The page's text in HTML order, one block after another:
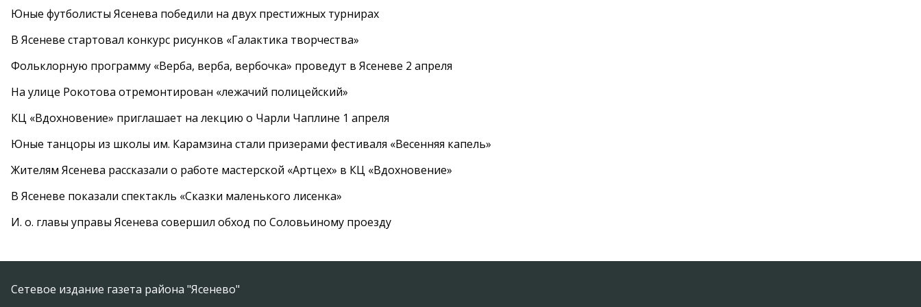
Юные футболисты Ясенева победили на двух престижных турнирах
В Ясеневе стартовал конкурс рисунков «Галактика творчества»
Фольклорную программу «Верба, верба, вербочка» проведут в Ясеневе 2 апреля
На улице Рокотова отремонтирован «лежачий полицейский»
КЦ «Вдохновение» приглашает на лекцию о Чарли Чаплине 1 апреля
Юные танцоры из школы им. Карамзина стали призерами фестиваля «Весенняя капель»
Жителям Ясенева рассказали о работе мастерской «Артцех» в КЦ «Вдохновение»
В Ясеневе показали спектакль «Сказки маленького лисенка»
И. о. главы управы Ясенева совершил обход по Соловьиному проезду
Сетевое издание газета района "Ясенево"